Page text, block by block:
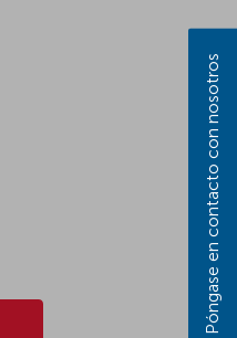
Póngase en contacto con nosotros